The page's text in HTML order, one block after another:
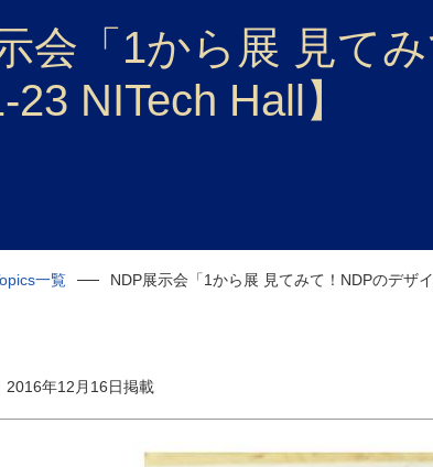
会「1から展 見て
23 NITech Hall】
一覧 NDP展示会「1から展 見てみて！NDPのデザ
2016年12月16日掲載